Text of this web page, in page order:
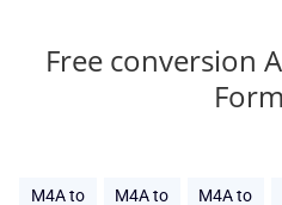
Free conversion
M4A to
M4A to
M4A to